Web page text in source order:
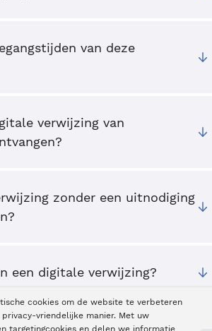
cookies om de website te verbeteren
vriendelijke manier. Met uw
van deze
verwijzing van
zonder een uitnodiging
een digitale verwijzing?